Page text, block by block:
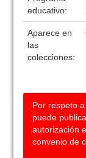
educativo:
Aparece en
las
colecciones:
Por respeto
puede
autorización
convenio de